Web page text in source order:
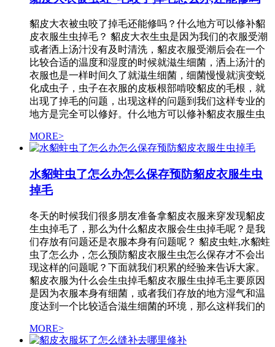
貂皮大衣被虫咬了掉毛还能修吗？什么地方可以修补貂
皮衣服生虫掉毛？ 貂皮大衣生虫是因为我们的衣服受潮
或者洒上汤汁没有及时清洗，貂皮衣服受潮后会在一个
比较合适的温度和湿度的时候就滋生细菌，洒上汤汁的
衣服也是一样时间久了就滋生细菌，细菌慢慢就演变蜕
化成虫子，虫子在衣服的皮板根部啃咬貂皮的毛根，就
出现了掉毛的问题，出现这样的问题到我们这样专业的
地方是完全可以修好。什么地方可以修补貂皮衣服生虫
MORE>
水貂蛀虫了怎么办怎么保存预防貂皮衣服生虫
掉毛
冬天的时候我们很多朋友准备拿貂皮衣服来穿发现貂皮
生虫掉毛了，那么为什么貂皮衣服会生虫掉毛呢？是我
们存放有问题还是衣服本身有问题呢？ 貂皮虫蛀,水貂蛀
虫了怎么办，怎么预防貂皮衣服生虫怎么保存才不会出
现这样的问题呢？下面就我们积累的经验来告诉大家。
貂皮衣服为什么会生虫掉毛貂皮衣服生虫掉毛主要原因
是因为衣服本身有细菌，或者我们存放的地方湿气和温
度达到一个比较适合滋生细菌的环境，那么这样我们的
MORE>